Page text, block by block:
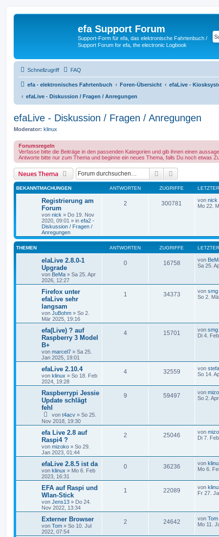
efa Support Forum
Support-Form für efa, das elektronische Fahrtenbuch /
Support Forum for efa, the electronic Logbook
Schnellzugriff FAQ
efa - elektronisches Fahrtenbuch Foren-Übersicht
efaLive -
efaLive - Diskussion / Fragen / Anregungen
efaLive - Diskussion / Fragen / Anregungen
Moderator: klinux
Forumsregeln
Verfasse bitte die Beiträge in den passenden Kategorien und gib ihnen einen
Antworte bitte nur zum Thema und beginne ein neues Thema, falls Du noch etwas
Neues Thema Suche
BEKANNTMACHUNGEN ANTWORTEN ZUGRIFFE
Registrierung am
Forum
von nick » Do 19. Nov
2020, 09:01 » in efa2 -
Diskussion / Fragen /
Anregungen
2 300781 von nick
Mo 22.
THEMEN ANTWORTEN ZUGRIFFE
elaLive 2.8.0-1
Upgrade
von BeMa » Sa 25. Apr
2026, 12:27
0 16758 von
Sa 25.
Firefox unter
efaLive sehr
langsam
von JuBohm » So 2.
Mär 2025, 19:16
1 34373 von smg
So 2.
efa(Live) ? auf
Raspberry 3 Model
B+
von marcel7 » Sa 25.
Jan 2025, 19:01
4 15701 von smg
Di 4.
efaLive 2.10.4
von klinux » So 18. Feb
2024, 19:28
4 32559 von
So 14.
Raspberrypi Jessie
Update schlägt
fehl
von t4acv » So 25.
Nov 2018, 19:30
9 59497 von
So 2.
efa Live 2.8 auf
Raspi4 ?
von mizoko » So 29.
Jan 2023, 01:44
2 25046 von
Di 7.
efaLive 2.8.5 ist da
von klinux » Mo 6. Feb
2023, 16:31
0 36236 von
Mo 6.
EFA auf Raspi und
Wlan-Stick
von Jens13 » Do 24.
Nov 2022, 13:34
1 22089 von
Fr 27.
Externer Browser
von Tom » So 10. Jul
2022, 07:54
2 24642 von Tom
Mo 11.